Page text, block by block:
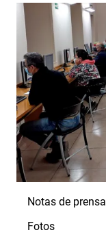
Notas de prensa
Fotos